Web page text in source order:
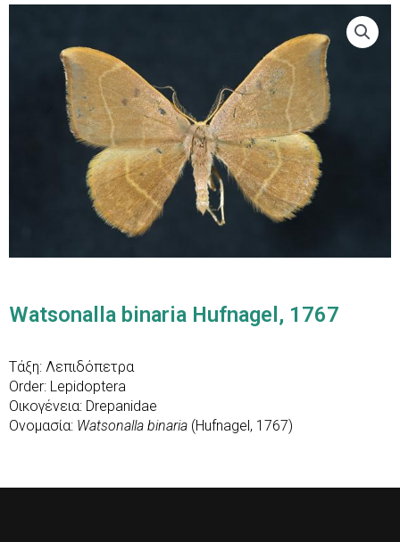
Watsonalla binaria Hufnagel, 1767
Τάξη: Λεπιδόπετρα
Order: Lepidoptera
Οικογένεια: Drepanidae
Ονομασία: Watsonalla binaria (Hufnagel, 1767)